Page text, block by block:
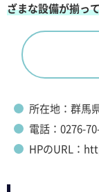
ざまな設備が揃っ
所在地：群馬
電話：0276-
HPのURL：